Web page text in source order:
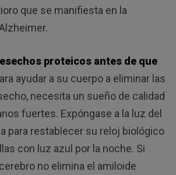
que se manifiesta en la
proteicos antes de que
ayudar a su cuerpo a eliminar las
necesita un sueño de calidad
fuertes. Expóngase a la luz del
para restablecer su reloj biológico
con luz azul por la noche. Si
no elimina el amiloide